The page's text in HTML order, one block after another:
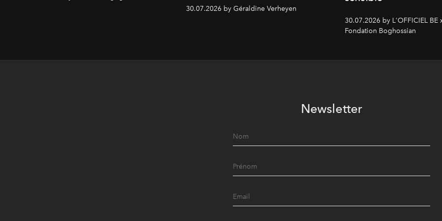
30.07.2026 by Géraldine Verheyen
30.07.2026 by L'OFFICIEL BE
Fondation Boghossian
Newsletter